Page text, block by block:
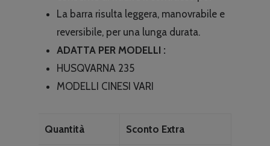
La barra risulta leggera, manovrabile e
reversibile, per una lunga durata.
ADATTA PER MODELLI :
HUSQVARNA 235
MODELLI CINESI VARI
Quantità Sconto Extra